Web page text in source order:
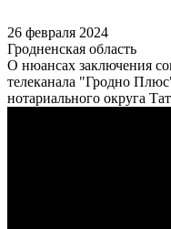
26 февраля 2024
Гродненская область
О нюансах заключения
телеканала "Гродно
нотариального округа